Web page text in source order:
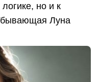
но и к
Луна